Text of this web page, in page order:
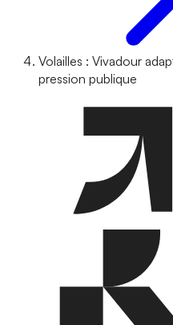
Volailles : Vivadour
pression publique